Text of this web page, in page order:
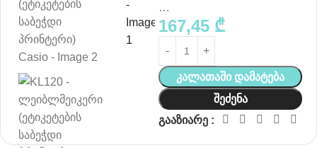
…
167,45 ₾
Კალათაში Დამატება
Შეძენა
გააზიარე :